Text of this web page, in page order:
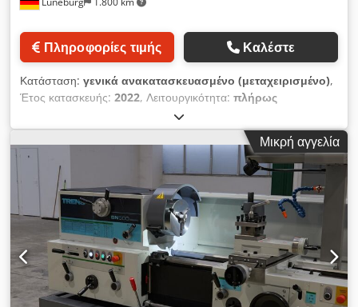
Πληροφορίες τιμής Καλέστε
Κατάσταση: γενικά ανακατασκευασμένο (μεταχειρισμένο),
Έτος κατασκευής: 2022, Λειτουργικότητα: πλήρως
, Διάμετρος κατεργασίας πάνω από το κρεβάτι:
540 mm Μήκος κατεργασίας: 1.500 mm Διάμετρος
κατεργασίας στην εσοχή: 580 mm Μέγιστη διαδρομή του
εγκάρσιου φορέα περίπου: 415 mm Μέγιστη μετατόπιση του
ανώτερου φορέα περίπου: 140 mm Εύρος στροφών: 0 - 1.800
σ.α.λ. Διάμετρος κύριας ατράκτου: 135 mm Διάμετρος οπής
ατράκτου: 68 mm Διάμετρος εσωτερικού κώνου: 83 mm
Πλάτος κρεβατιού: 403 mm Dsdpsztc U Iofx Ah Eskr
Εξοπλισμός: Τριμάγουλο τσοκ FORKARDT F250 Ψηφιακή
ένδειξη τριών αξόνων FAGOR Σταθερή lunette Προστασία
τσοκ Δοχείο απορριμμάτων (ρινίσματα) Θήκη εργαλείων: 6 τεμ.
βάσεις εργαλείων, 1 τεμ. βάση σφιγκτήρα Σύστημα ψύξης
Μικρή αγγελία